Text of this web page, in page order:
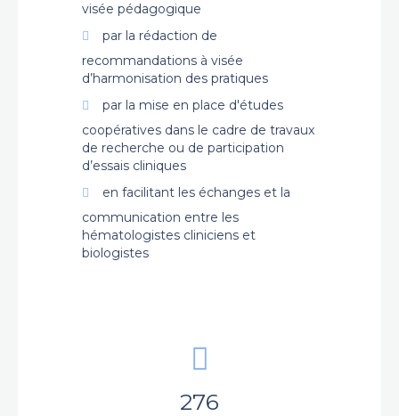
visée pédagogique
par la rédaction de
recommandations à visée
d’harmonisation des pratiques
par la mise en place d'études
coopératives dans le cadre de travaux
de recherche ou de participation
d’essais cliniques
en facilitant les échanges et la
communication entre les
hématologistes cliniciens et
biologistes
276